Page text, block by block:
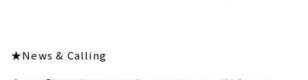
★News & Calling